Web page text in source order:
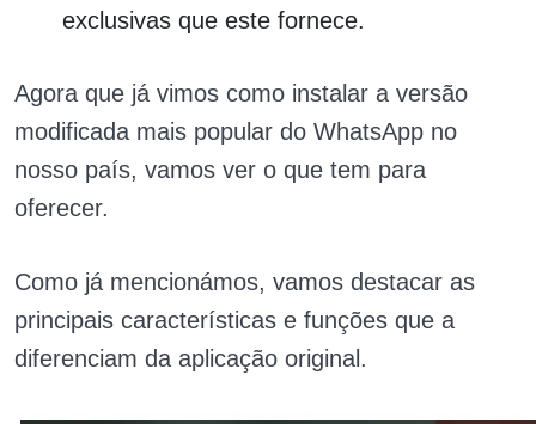
exclusivas que este fornece.
Agora que já vimos como instalar a versão
modificada mais popular do WhatsApp no
nosso país, vamos ver o que tem para
oferecer.
Como já mencionámos, vamos destacar as
principais características e funções que a
diferenciam da aplicação original.